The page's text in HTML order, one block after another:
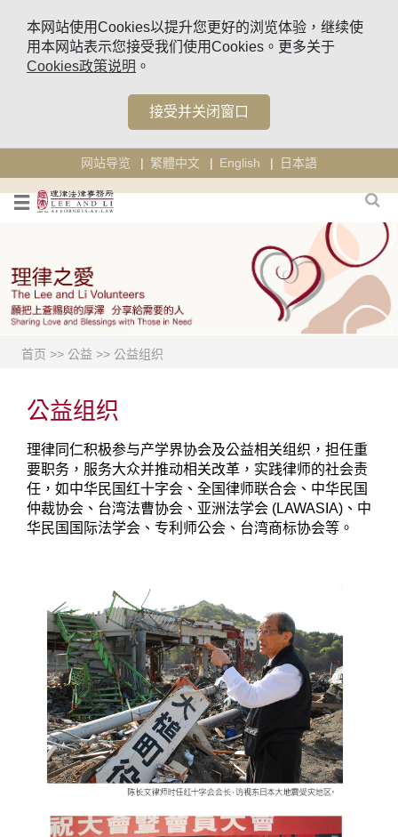
本网站使用Cookies以提升您更好的浏览体验，继续使
用本网站表示您接受我们使用Cookies。更多关于
Cookies政策说明 。
接受并关闭窗口
网站导览 繁體中文 English 日本語
首页 >> 公益 >> 公益组织
公益组织
理律同仁积极参与产学界协会及公益相关组织，担任重
要职务，服务大众并推动相关改革，实践律师的社会责
任，如中华民国红十字会、全国律师联合会、中华民国
仲裁协会、台湾法曹协会、亚洲法学会 (LAWASIA)、中
华民国国际法学会、专利师公会、台湾商标协会等。